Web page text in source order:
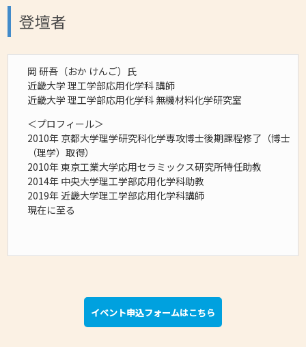
登壇者
岡 研吾（おか けんご）氏
近畿大学 理工学部応用化学科 講師
近畿大学 理工学部応用化学科 無機材料化学研究室
＜プロフィール＞
2010年 京都大学理学研究科化学専攻博士後期課程修了（博士
（理学）取得）
2010年 東京工業大学応用セラミックス研究所特任助教
2014年 中央大学理工学部応用化学科助教
2019年 近畿大学理工学部応用化学科講師
現在に至る
イベント申込フォームはこちら